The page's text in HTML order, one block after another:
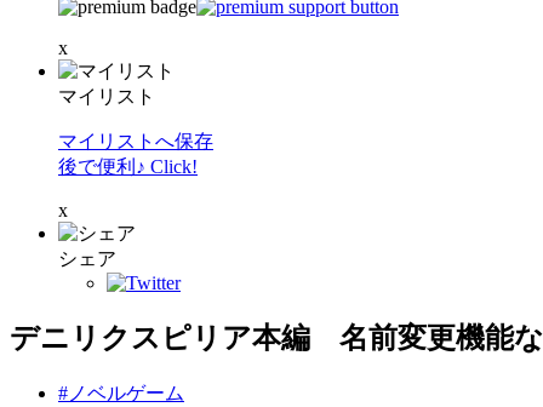
x
マイリスト
マイリストへ保存
後で便利♪ Click!
x
シェア
デニリクスピリア本編 名前変更機能
#ノベルゲーム